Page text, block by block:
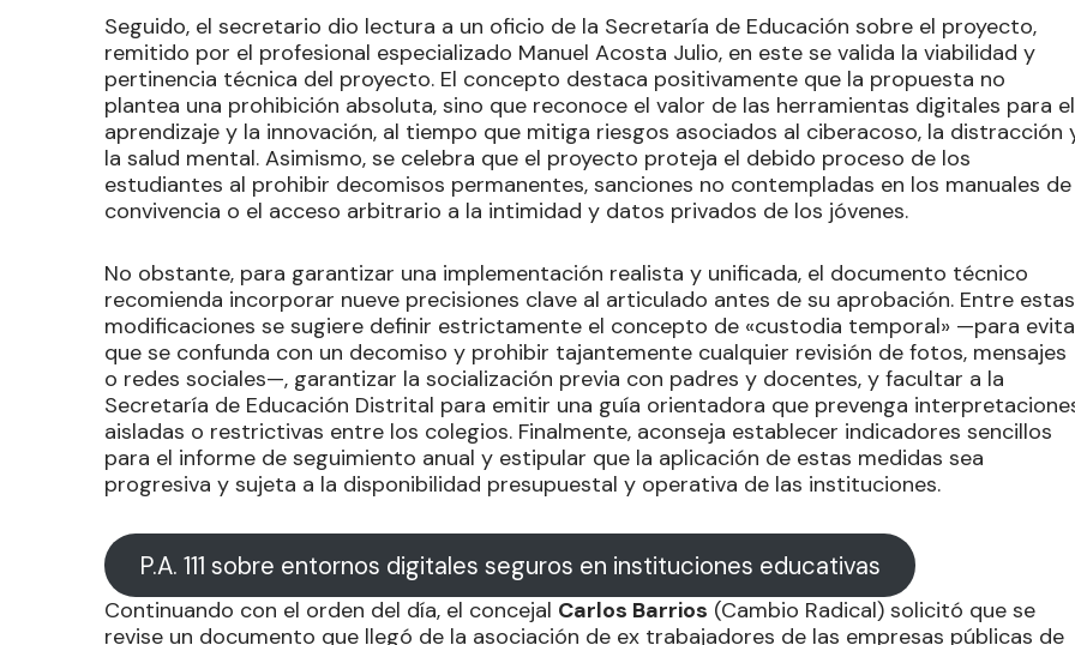
Seguido, el secretario dio lectura a un oficio de la Secretaría de Educación sobre el proyecto,
remitido por el profesional especializado Manuel Acosta Julio, en este se valida la viabilidad y
pertinencia técnica del proyecto. El concepto destaca positivamente que la propuesta no
plantea una prohibición absoluta, sino que reconoce el valor de las herramientas digitales para el
aprendizaje y la innovación, al tiempo que mitiga riesgos asociados al ciberacoso, la distracción
la salud mental. Asimismo, se celebra que el proyecto proteja el debido proceso de los
estudiantes al prohibir decomisos permanentes, sanciones no contempladas en los manuales de
convivencia o el acceso arbitrario a la intimidad y datos privados de los jóvenes.
No obstante, para garantizar una implementación realista y unificada, el documento técnico
recomienda incorporar nueve precisiones clave al articulado antes de su aprobación. Entre estas
modificaciones se sugiere definir estrictamente el concepto de «custodia temporal» —para
que se confunda con un decomiso y prohibir tajantemente cualquier revisión de fotos, mensajes
o redes sociales—, garantizar la socialización previa con padres y docentes, y facultar a la
Secretaría de Educación Distrital para emitir una guía orientadora que prevenga
aisladas o restrictivas entre los colegios. Finalmente, aconseja establecer indicadores sencillos
para el informe de seguimiento anual y estipular que la aplicación de estas medidas sea
progresiva y sujeta a la disponibilidad presupuestal y operativa de las instituciones.
P.A. 111 sobre entornos digitales seguros en instituciones educativas
Continuando con el orden del día, el concejal Carlos Barrios (Cambio Radical) solicitó que se
revise un documento que llegó de la asociación de ex trabajadores de las empresas públicas de